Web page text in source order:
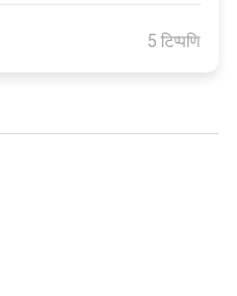
5 टिप्पणि